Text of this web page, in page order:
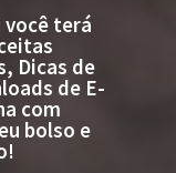
terá
Dicas de
de E-
com
bolso e